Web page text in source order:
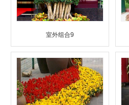
室外组合9